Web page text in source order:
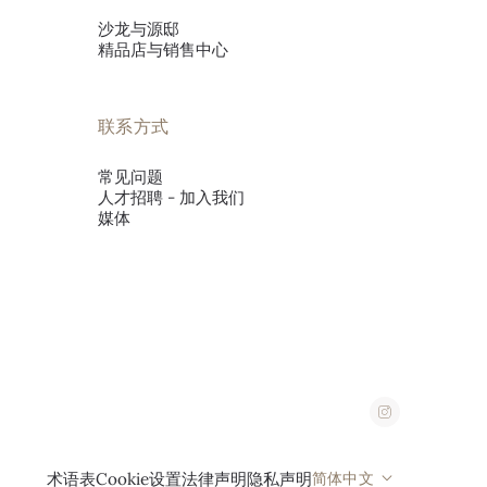
沙龙与源邸
精品店与销售中心
联系方式
常见问题
人才招聘 - 加入我们
媒体
简体中文
术语表Cookie设置法律声明隐私声明